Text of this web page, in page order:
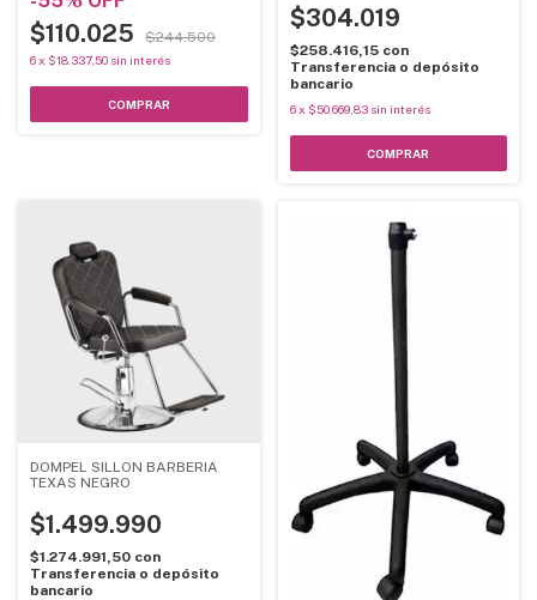
$110.025 $244.500
6x $18.337,50 sin interés
$304.019
$258.416,15 con
Transferencia o depósito
bancario
6 x $50.669,83 sin interés
DOMPEL SILLON BARBERIA
TEXAS NEGRO
$1.499.990
$1.274.991,50 con
Transferencia o depósito
bancario